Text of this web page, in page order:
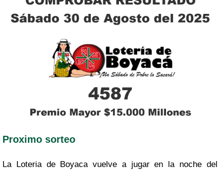
Proximo sorteo
La Loteria de Boyaca vuelve a jugar en la noche del